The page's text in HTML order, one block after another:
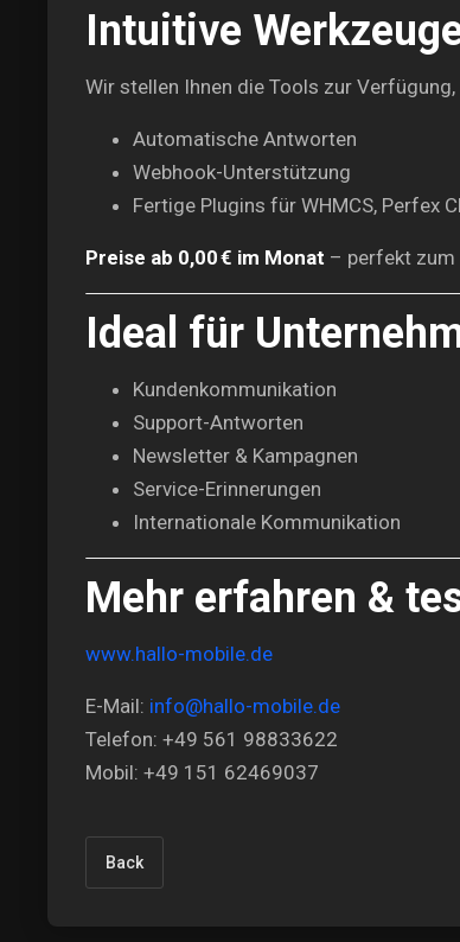
Intuitive
Wir stellen Ihnen die Tools zur
Automatische Antworten
Webhook-Unterstützung
Fertige Plugins für WHMCS, Perfex
Preise ab 0,00 € im Monat – perfekt zum
Ideal für
Kundenkommunikation
Support-Antworten
Newsletter & Kampagnen
Service-Erinnerungen
Internationale Kommunikation
Mehr erfahren &
www.hallo-mobile.de
E-Mail: info@hallo-mobile.de
Telefon: +49 561 98833622
Mobil: +49 151 62469037
Back